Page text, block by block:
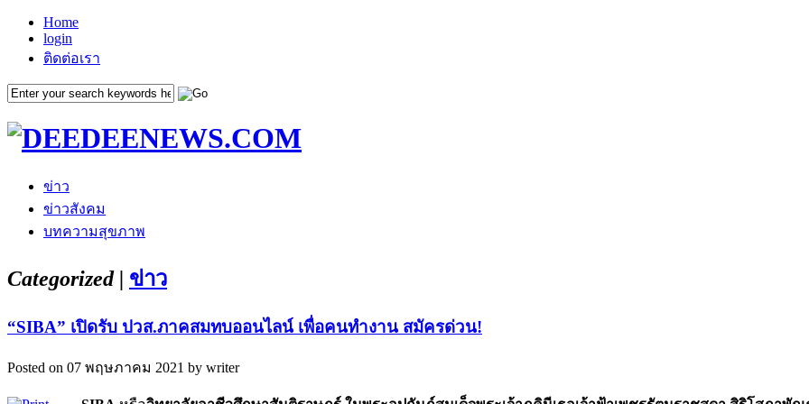
Home
login
ติดต่อเรา
ข่าว
ข่าวสังคม
บทความสุขภาพ
Categorized | ข่าว
“SIBA” เปิดรับ ปวส.ภาคสมทบออนไลน์ เพื่อคนทำงาน สมัครด่วน!
Posted on 07 พฤษภาคม 2021 by writer